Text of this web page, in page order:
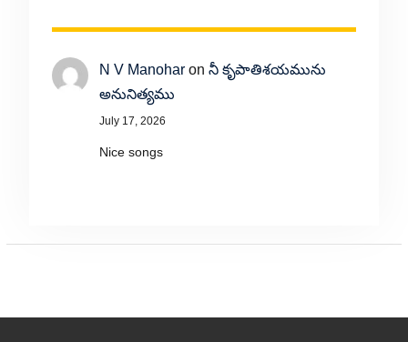
N V Manoharon నీ కృపాతిశయమును
అనునిత్యము
July 17, 2026
Nice songs